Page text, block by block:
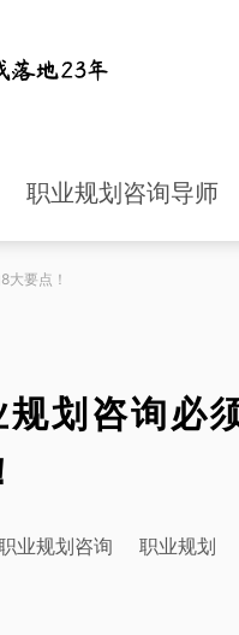
职业规划咨询导师
大要点！
划咨询必
业规划咨询 职业规划